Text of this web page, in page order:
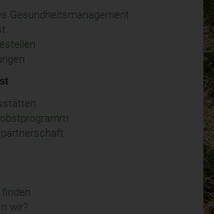
Gesundheitsmanagement
wir?